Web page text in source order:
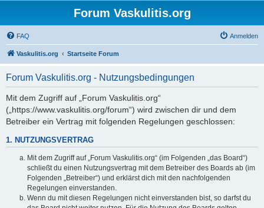
Forum Vaskulitis.org
FAQ Anmelden
Vaskulitis.org Startseite Forum
Forum Vaskulitis.org - Nutzungsbedingungen
Mit dem Zugriff auf „Forum Vaskulitis.org“
(„https://www.vaskulitis.org/forum“) wird zwischen dir und dem
Betreiber ein Vertrag mit folgenden Regelungen geschlossen:
1. NUTZUNGSVERTRAG
Mit dem Zugriff auf „Forum Vaskulitis.org“ (im Folgenden „das Board“)
schließt du einen Nutzungsvertrag mit dem Betreiber des Boards ab (im
Folgenden „Betreiber“) und erklärst dich mit den nachfolgenden
Regelungen einverstanden.
Wenn du mit diesen Regelungen nicht einverstanden bist, so darfst du